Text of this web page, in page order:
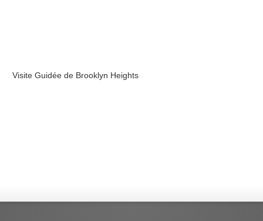
Visite Guidée de Brooklyn Heights